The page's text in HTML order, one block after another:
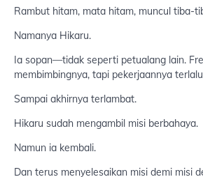
Rambut hitam, mata hitam, muncul tiba-
Namanya Hikaru.
Ia sopan—tidak seperti petualang lain.
membimbingnya, tapi pekerjaannya
Sampai akhirnya terlambat.
Hikaru sudah mengambil misi berbahaya.
Namun ia kembali.
Dan terus menyelesaikan misi demi misi